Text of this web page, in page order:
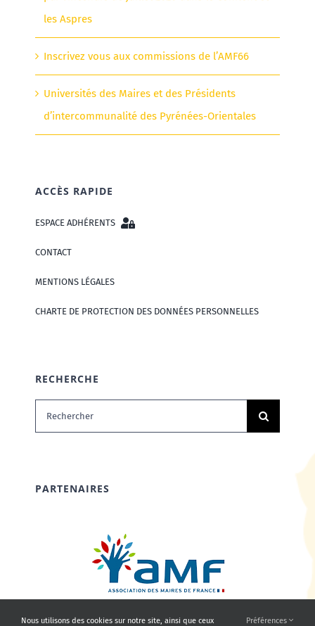
les Aspres
Inscrivez vous aux commissions de l’AMF66
Universités des Maires et des Présidents
d’intercommunalité des Pyrénées-Orientales
ACCÈS RAPIDE
ESPACE ADHÉRENTS
CONTACT
MENTIONS LÉGALES
CHARTE DE PROTECTION DES DONNÉES PERSONNELLES
RECHERCHE
Rechercher:
PARTENAIRES
Nous utilisons des cookies sur notre site, ainsi que ceux Préférences